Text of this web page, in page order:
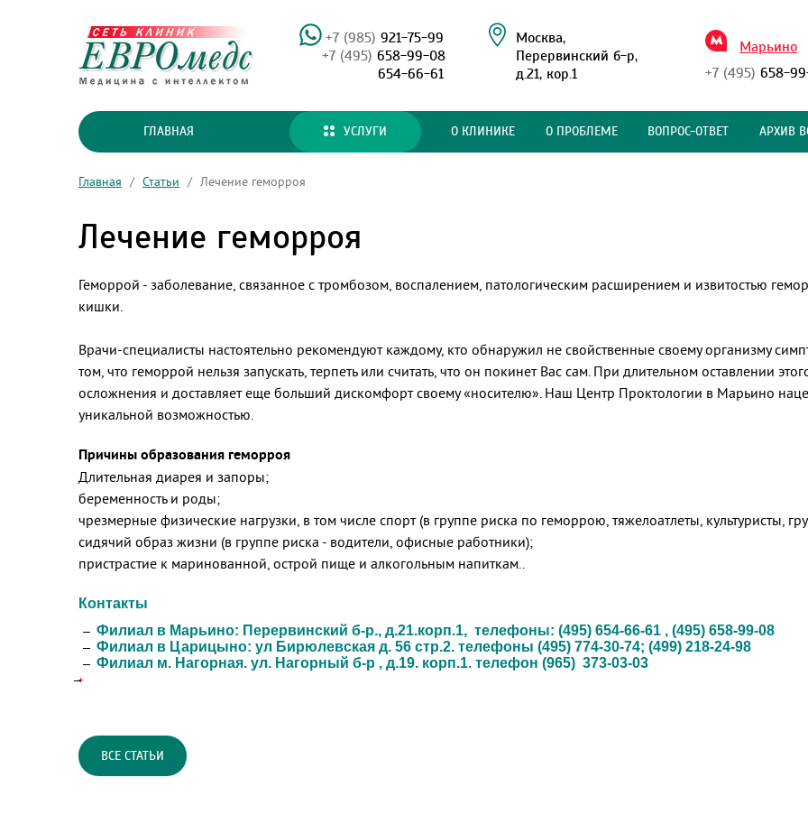
+7 (985) 921-75-99
+7 (495) 658-99-08
654-66-61
Москва,
Перервинский б-р,
д.21, кор.1
Марьино
+7 (495) 658-
ГЛАВНАЯ УСЛУГИ О КЛИНИКЕ О ПРОБЛЕМЕ ВОПРОС-ОТВЕТ АРХИВ
Главная / Статьи / Лечение геморроя
Лечение геморроя
Геморрой - заболевание, связанное с тромбозом, воспалением, патологическим расширением и извитостью
кишки.
Врачи-специалисты настоятельно рекомендуют каждому, кто обнаружил не свойственные своему организму
том, что геморрой нельзя запускать, терпеть или считать, что он покинет Вас сам. При длительном оставлении
осложнения и доставляет еще больший дискомфорт своему «носителю». Наш Центр Проктологии в Марьино
уникальной возможностью.
Причины образования геморроя
Длительная диарея и запоры;
беременность и роды;
чрезмерные физические нагрузки, в том числе спорт (в группе риска по геморрою, тяжелоатлеты, культуристы,
сидячий образ жизни (в группе риска - водители, офисные работники);
пристрастие к маринованной, острой пище и алкогольным напиткам..
Контакты
Филиал в Марьино: Перервинский б-р., д.21.корп.1, телефоны: (495) 654-66-61 , (495) 658-99-08
Филиал в Царицыно: ул Бирюлевская д. 56 стр.2. телефоны (495) 774-30-74; (499) 218-24-98
Филиал м. Нагорная. ул. Нагорный б-р , д.19. корп.1. телефон (965) 373-03-03
ВСЕ СТАТЬИ